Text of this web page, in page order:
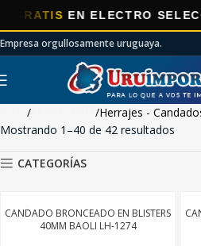
EN ELECTRO
Empresa orgullosamente uruguaya.
Herrajes -
Mostrando 1–40 de 42 resultados
CATEGORÍAS
CANDADO BRONCEADO EN BLISTERS
40MM BAOLI LH-1274